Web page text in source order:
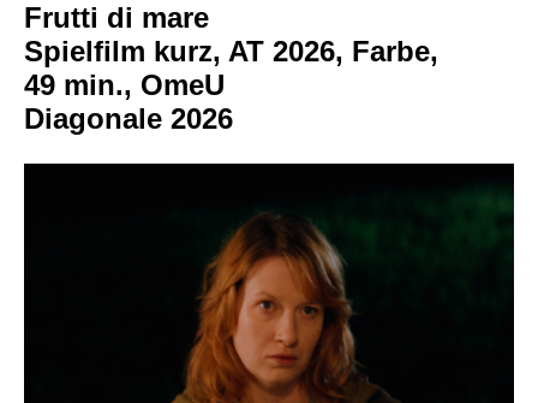
Frutti di mare
Spielfilm kurz, AT 2026, Farbe,
49 min., OmeU
Diagonale 2026